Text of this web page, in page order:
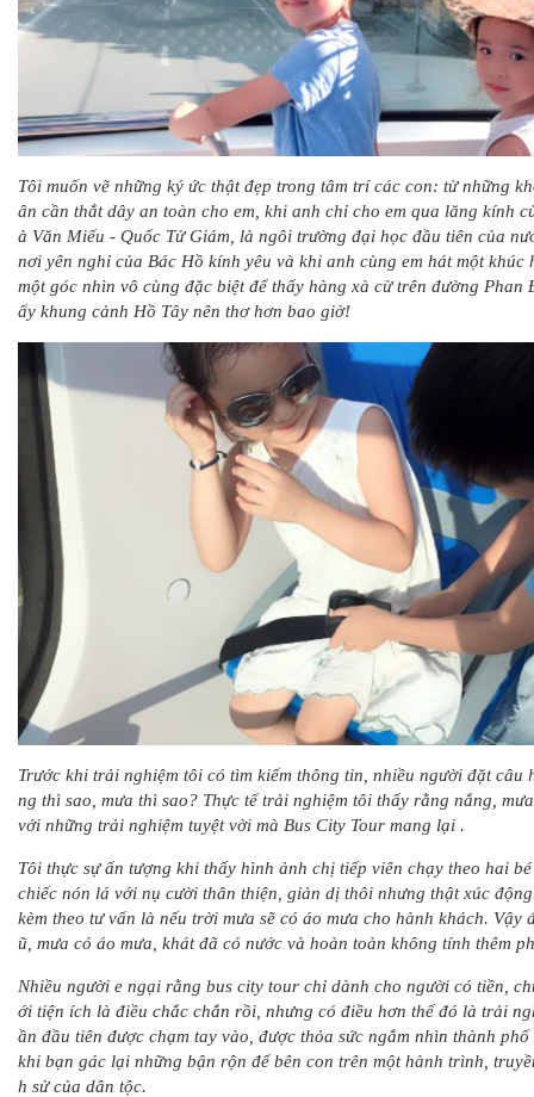
Tôi muốn vẽ những ký ức thật đẹp trong tâm trí các con: từ những
ân cần thắt dây an toàn cho em, khi anh chỉ cho em qua lăng kính
à Văn Miếu - Quốc Tử Giám, là ngôi trường đại học đầu tiên của
nơi yên nghỉ của Bác Hồ kính yêu và khi anh cùng em hát một khúc
một góc nhìn vô cùng đặc biệt để thấy hàng xà cừ trên đường Phan
ấy khung cảnh Hồ Tây nên thơ hơn bao giờ!
Trước khi trải nghiệm tôi có tìm kiếm thông tin, nhiều người đặt câu
ng thì sao, mưa thì sao? Thực tế trải nghiệm tôi thấy rằng nắng,
với những trải nghiệm tuyệt vời mà Bus City Tour mang lại .
Tôi thực sự ấn tượng khi thấy hình ảnh chị tiếp viên chạy theo hai
chiếc nón lá với nụ cười thân thiện, giản dị thôi nhưng thật xúc
kèm theo tư vấn là nếu trời mưa sẽ có áo mưa cho hành khách. Vậy
ũ, mưa có áo mưa, khát đã có nước và hoàn toàn không tính thêm
Nhiều người e ngại rằng bus city tour chỉ dành cho người có tiền,
ới tiện ích là điều chắc chắn rồi, nhưng có điều hơn thế đó là trải
ần đầu tiên được chạm tay vào, được thỏa sức ngắm nhìn thành
khi bạn gác lại những bận rộn để bên con trên một hành trình,
h sử của dân tộc.